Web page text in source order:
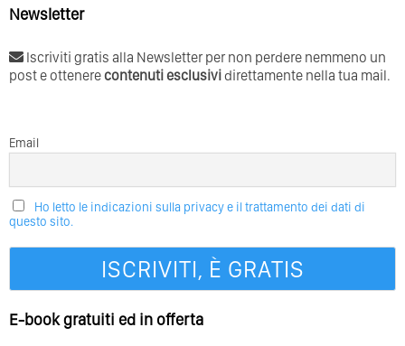
Newsletter
Iscriviti gratis alla Newsletter per non perdere nemmeno un
post e ottenerecontenuti esclusividirettamente nella tua mail.
Email
Ho letto le indicazioni sulla privacy e il trattamento dei dati di
questo sito.
E-book gratuiti ed in offerta